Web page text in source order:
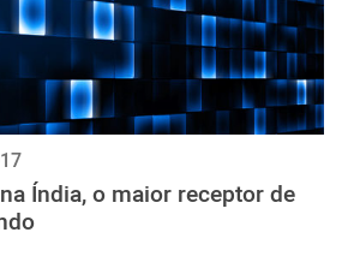
Índia, o maior receptor de